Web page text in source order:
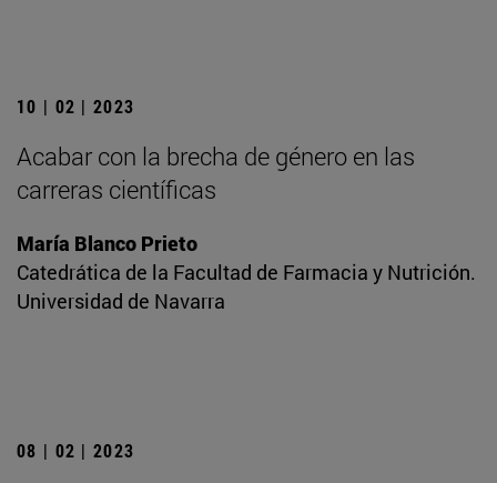
10 | 02 | 2023
Acabar con la brecha de género en las
carreras científicas
María Blanco Prieto
Catedrática de la Facultad de Farmacia y Nutrición.
Universidad de Navarra
08 | 02 | 2023